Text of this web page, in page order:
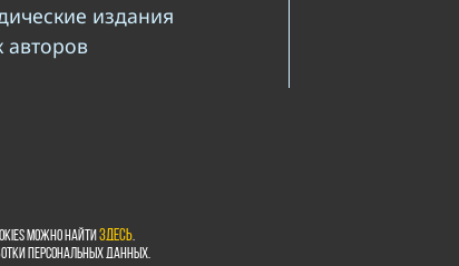
издания
авторов
можно найтиздесь.
персональных данных.